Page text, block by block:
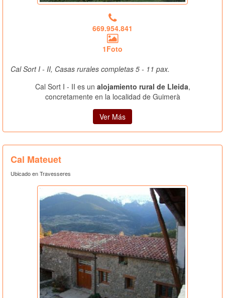
669.954.841
1Foto
Cal Sort I - II, Casas rurales completas 5 - 11 pax.
Cal Sort I - II es un alojamiento rural de Lleida,
concretamente en la localidad de Guimerà
Ver Más
Cal Mateuet
Ubicado en Travesseres